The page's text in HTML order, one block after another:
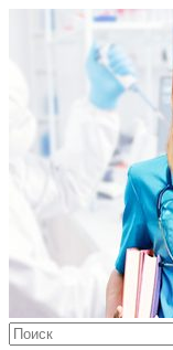
содержимому
портала
ответами